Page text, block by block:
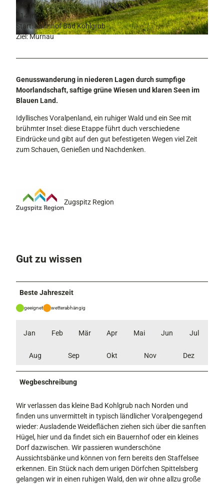
© Zugspitz Region GmbH; Foto: Erika Spengler
648 m
862 m
214 m
Start: Bahnhof Bad Kohlgrub
Ziel: Murnau
Genusswanderung in niederen Lagen durch sumpfige
Moorlandschaft, saftige grüne Wiesen und klaren Seen im
Blauen Land.
Idyllisches Voralpenland, ein ruhiger Wald und ein See mit
brühmter Insel: diese Etappe führt duch verschiedene
Eindrücke und gibt auf den gut befestigeten Wegen viel Zeit
zum Schauen, Genießen und Nachdenken.
Zugspitz Region
Gut zu wissen
Beste Jahreszeit
geeignet wetterabhängig
Jan Feb Mär Apr Mai Jun Jul
Aug Sep Okt Nov Dez
Wegbeschreibung
Wir verlassen das kleine Bad Kohlgrub nach Norden und
finden uns unvermittelt in typisch ländlicher Voralpengegend
wieder: Ausladende Weideflächen ziehen sich über die sanften
Hügel, hier und da findet sich ein Bauernhof oder ein kleines
Dorf dazwischen. Wir passieren wunderschöne
Aussichtsbänke und können von fern bereits den Staffelsee
erkennen. Ein Stück nach dem urigen Dörfchen Spittelsberg
gelangen wir in einen ruhigen Wald, den wir ohne allzu große